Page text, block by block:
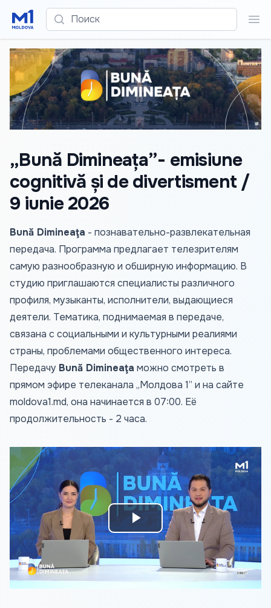
Поиск
„Bună Dimineața”- emisiune
cognitivă și de divertisment /
9 iunie 2026
Bună Dimineaţa - познавательно-развлекательная
передача. Программа предлагает телезрителям
самую разнообразную и обширную информацию. В
студию приглашаются специалисты различного
профиля, музыканты, исполнители, выдающиеся
деятели. Тематика, поднимаемая в передаче,
связана с социальными и культурными реалиями
страны, проблемами общественного интереса.
Передачу Bună Dimineaţa можно смотреть в
прямом эфире телеканала „Молдова 1” и на сайте
moldova1.md, она начинается в 07:00. Её
продолжительность - 2 часа.
Play
Video